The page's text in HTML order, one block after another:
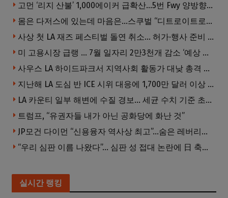
고먼 ‘리지 산불’ 1,000에이커 급확산…5번 Fwy 양방향 전면폐쇄
몸은 다저스에 있는데 마음은…스쿠벌 “디트로이트로 돌아가고파”
사상 첫 LA 재즈 페스티벌 돌연 취소… 허가·행사 준비 문제로 일정 변경
미 고용시장 급랭 … 7월 일자리 2만3천개 감소 ‘예상 밖 쇼크’
사우스 LA 하이드파크서 지역사회 활동가 대낮 총격 사망… 용의자 도주
지난해 LA 도심 반 ICE 시위 대응에 1,700만 달러 이상 지출… LAPD, 대규모 시위 대비 강화 필요
LA 카운티 일부 해변에 수질 경보… 세균 수치 기준 초과, 입수 자제 당부
트럼프, “유권자들 내가 아닌 공화당에 화난 것”
JP모건 다이먼 “신용융자 역사상 최고”…숨은 레버리지 경고
“우리 심판 이름 나왔다”… 심판 성 접대 논란에 日 축구계 발칵
실시간 랭킹